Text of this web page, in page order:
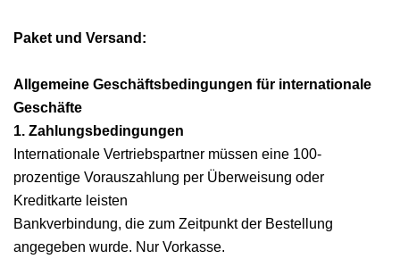
Paket und Versand:
Allgemeine Geschäftsbedingungen für internationale
Geschäfte
1. Zahlungsbedingungen
Internationale Vertriebspartner müssen eine 100-
prozentige Vorauszahlung per Überweisung oder
Kreditkarte leisten
Bankverbindung, die zum Zeitpunkt der Bestellung
angegeben wurde. Nur Vorkasse.